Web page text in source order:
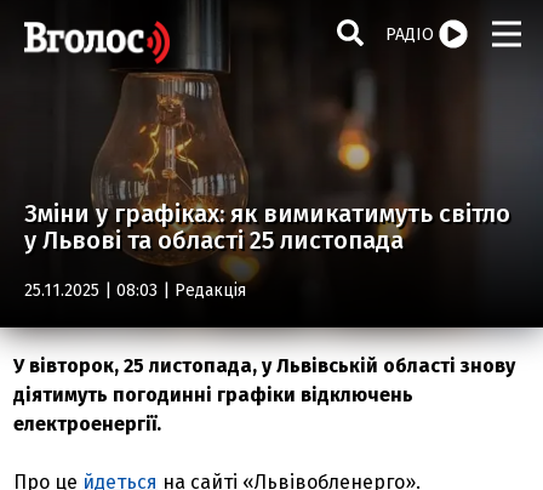
РАДІО
Зміни у графіках: як вимикатимуть світло
у Львові та області 25 листопада
25.11.2025 | 08:03 | Редакція
У вівторок, 25 листопада, у Львівській області знову
діятимуть погодинні графіки відключень
електроенергії.
Про це йдеться на сайті «Львівобленерго».